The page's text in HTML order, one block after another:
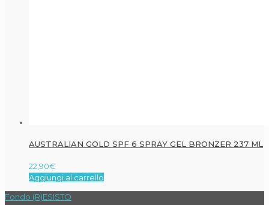
AUSTRALIAN GOLD SPF 6 SPRAY GEL BRONZER 237 ML
22,90€
Aggiungi al carrello
Fondo (R)ESISTO